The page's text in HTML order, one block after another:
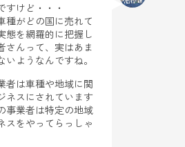
すけど・・・
種がどの国に売れて
態を網羅的に把握し
さんって、実はあま
いようなんですね。
者は車種や地域に関
ネスにされています
事業者は特定の地域
スをやってらっしゃ